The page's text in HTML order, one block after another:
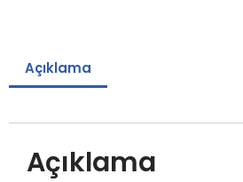
Açıklama
Açıklama